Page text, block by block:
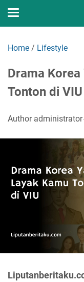
Home / Lifestyle
Drama
Tonton di VIU
Author administrator